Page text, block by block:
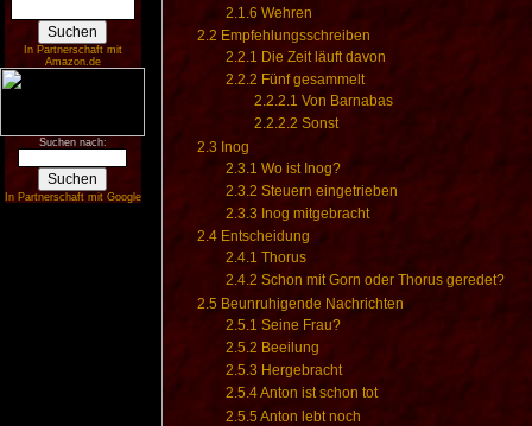
In Partnerschaft mit
Amazon.de
Suchen nach:
In Partnerschaft mit Google
2.1.6 Wehren
2.2 Empfehlungsschreiben
2.2.1 Die Zeit läuft davon
2.2.2 Fünf gesammelt
2.2.2.1 Von Barnabas
2.2.2.2 Sonst
2.3 Inog
2.3.1 Wo ist Inog?
2.3.2 Steuern eingetrieben
2.3.3 Inog mitgebracht
2.4 Entscheidung
2.4.1 Thorus
2.4.2 Schon mit Gorn oder Thorus geredet?
2.5 Beunruhigende Nachrichten
2.5.1 Seine Frau?
2.5.2 Beeilung
2.5.3 Hergebracht
2.5.4Anton ist schon tot
2.5.5 Anton lebt noch